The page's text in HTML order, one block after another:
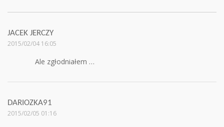
JACEK JERCZY
2015/02/04 16:05
Ale zgłodniałem …
DARIOZKA91
2015/02/05 01:16